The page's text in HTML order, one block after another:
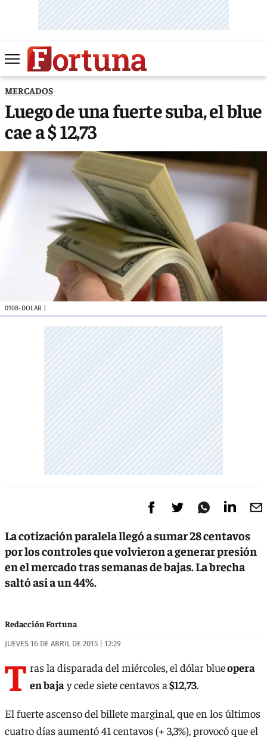
MERCADOS
Luego de una fuerte suba, el blue
cae a $ 12,73
0108-DOLAR
La cotización paralela llegó a sumar 28 centavos
por los controles que volvieron a generar presión
en el mercado tras semanas de bajas. La brecha
saltó así a un 44%.
Redacción Fortuna
JUEVES 16 DE ABRIL DE 2015 | 12:29
T ras la disparada del miércoles, el dólar blueopera
en bajay cede siete centavos a$12,73.
El fuerte ascenso del billete marginal, que en los últimos
cuatro días aumentó 41 centavos (+ 3,3%), provocó que el